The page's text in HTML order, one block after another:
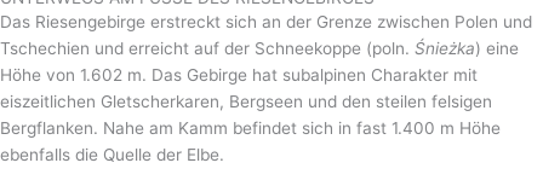
Das Riesengebirge erstreckt sich an der Grenze zwischen Polen und
Tschechien und erreicht auf der Schneekoppe (poln. Śnieżka) eine
Höhe von 1.602 m. Das Gebirge hat subalpinen Charakter mit
eiszeitlichen Gletscherkaren, Bergseen und den steilen felsigen
Bergflanken. Nahe am Kamm befindet sich in fast 1.400 m Höhe
ebenfalls die Quelle der Elbe.